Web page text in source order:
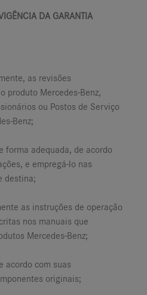
DA GARANTIA
as revisões
produto Mercedes-Benz,
ou Postos de Serviço
Benz;
forma adequada, de acordo
e empregá-lo nas
destina;
as instruções de operação
nos manuais que
Mercedes-Benz;
acordo com suas
originais;